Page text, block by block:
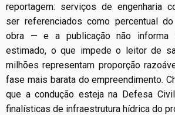
reportagem: serviços de engenharia
ser referenciados como percentual
obra — e a publicação não
estimado, o que impede o leitor de
milhões representam proporção
fase mais barata do empreendimento.
que a condução esteja na Defesa
finalísticas de infraestrutura hídrica do